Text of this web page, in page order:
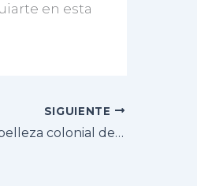
en esta
SIGUIENTE
Descubre la belleza colonial de Cuernavaca y Taxco en nuestro tour lleno de historia y encanto